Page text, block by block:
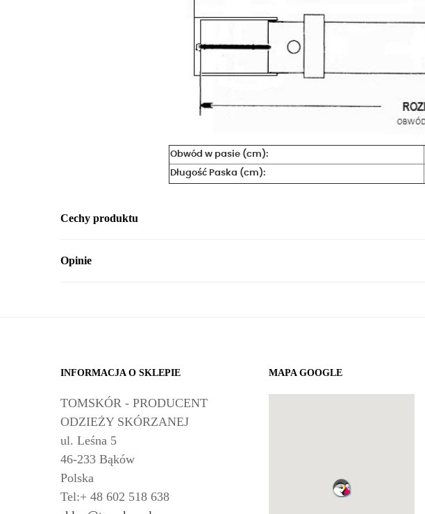
Obwód w pasie (cm):
Długość Paska (cm):
Cechy produktu
Opinie
INFORMACJA O SKLEPIE
TOMSKÓR - PRODUCENT
ODZIEŻY SKÓRZANEJ
ul. Leśna 5
46-233 Bąków
Polska
Tel:+ 48 602 518 638
MAPA GOOGLE